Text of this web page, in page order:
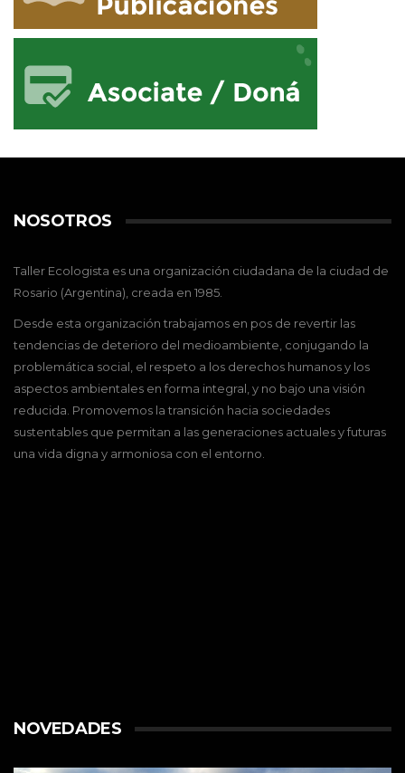
NOSOTROS
Taller Ecologista es una organización ciudadana de la ciudad de
Rosario (Argentina), creada en 1985.
Desde esta organización trabajamos en pos de revertir las
tendencias de deterioro del medioambiente, conjugando la
problemática social, el respeto a los derechos humanos y los
aspectos ambientales en forma integral, y no bajo una visión
reducida. Promovemos la transición hacia sociedades
sustentables que permitan a las generaciones actuales y futuras
una vida digna y armoniosa con el entorno.
NOVEDADES